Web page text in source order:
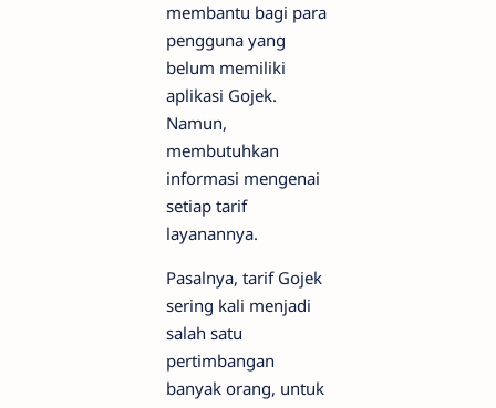
membantu bagi para
pengguna yang
belum memiliki
aplikasi Gojek.
Namun,
membutuhkan
informasi mengenai
setiap tarif
layanannya.
Pasalnya, tarif Gojek
sering kali menjadi
salah satu
pertimbangan
banyak orang, untuk